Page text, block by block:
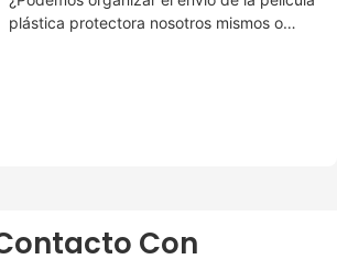
plástica protectora nosotros mismos o
Con